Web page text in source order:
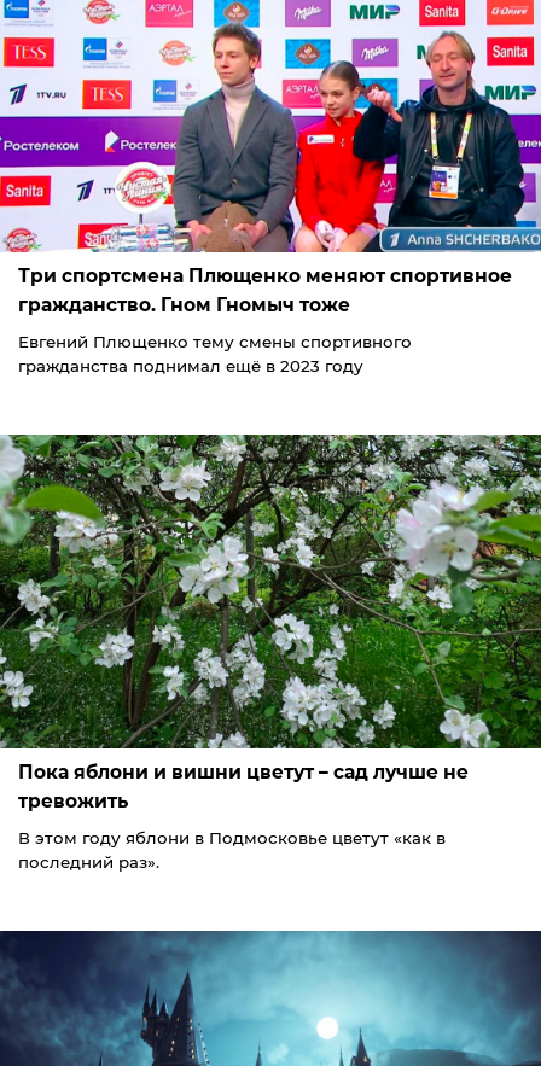
Три спортсмена Плющенко меняют спортивное
гражданство. Гном Гномыч тоже
Евгений Плющенко тему смены спортивного
гражданства поднимал ещё в 2023 году
Пока яблони и вишни цветут – сад лучше не
тревожить
В этом году яблони в Подмосковье цветут «как в
последний раз».